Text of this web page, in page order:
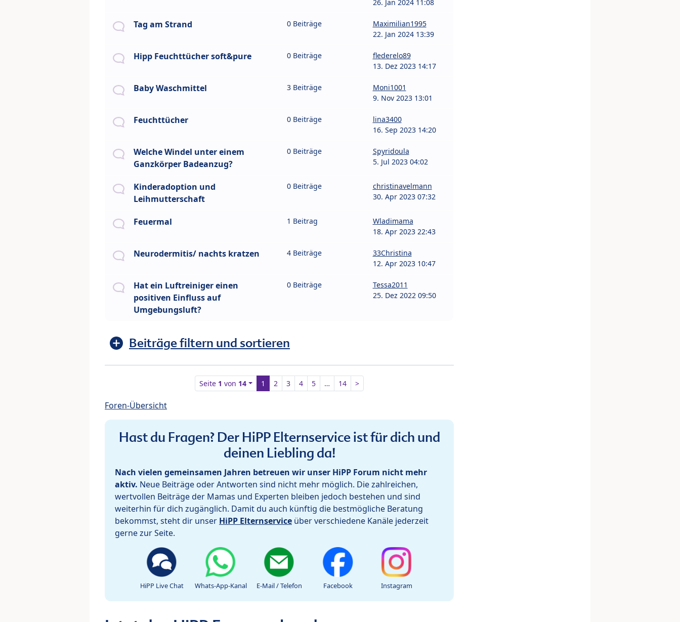
26. Jan 2024 11:08
Tag am Strand 0 Beiträge
Maximilian1995
22. Jan 2024 13:39
Hipp Feuchttücher soft&pure 0 Beiträge
flederelo89
13. Dez 2023 14:17
Baby Waschmittel 3 Beiträge
Moni1001
9. Nov 2023 13:01
Feuchttücher 0 Beiträge
lina3400
16. Sep 2023 14:20
Welche Windel unter einem
Ganzkörper Badeanzug?
0 Beiträge
Spyridoula
5. Jul 2023 04:02
Kinderadoption und
Leihmutterschaft
0 Beiträge
christinavelmann
30. Apr 2023 07:32
Feuermal 1 Beitrag
Wladimama
18. Apr 2023 22:43
Neurodermitis/ nachts kratzen 4 Beiträge
33Christina
12. Apr 2023 10:47
Hat ein Luftreiniger einen
positiven Einfluss auf
Umgebungsluft?
0 Beiträge
Tessa2011
25. Dez 2022 09:50
Beiträge filtern und sortieren
Seite 1 von 14 1 2 3 4 5 … 14 >
Foren-Übersicht
Hast du Fragen? Der HiPP Elternservice ist für dich und
deinen Liebling da!
Nach vielen gemeinsamen Jahren betreuen wir unser HiPP Forum nicht mehr
aktiv. Neue Beiträge oder Antworten sind nicht mehr möglich. Die zahlreichen,
wertvollen Beiträge der Mamas und Experten bleiben jedoch bestehen und sind
weiterhin für dich zugänglich. Damit du auch künftig die bestmögliche Beratung
bekommst, steht dir unser HiPP Elternservice über verschiedene Kanäle jederzeit
gerne zur Seite.
HiPP Live Chat Whats-App-Kanal E-Mail / Telefon Facebook Instagram